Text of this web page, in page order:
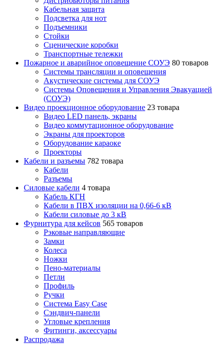
Кабельная защита
Подсветка для нот
Подъемники
Стойки
Сценические коробки
Транспортные тележки
Пожарное и аварийное оповещение СОУЭ 80 товаров
Cистемы трансляции и оповещения
Акустические системы для СОУЭ
Системы Оповещения и Управления Эвакуацией
(СОУЭ)
Видео проекционное оборудование 23 товара
Видео LED панель, экраны
Видео коммутационное оборудование
Экраны для проекторов
Оборудование караоке
Проекторы
Кабели и разъемы 782 товара
Кабели
Разъемы
Силовые кабели 4 товара
Кабель КГН
Кабели в ПВХ изоляции на 0,66-6 кВ
Кабели силовые до 3 кВ
Фурнитура для кейсов 565 товаров
Рэковые направляющие
Замки
Колеса
Ножки
Пено-материалы
Петли
Профиль
Ручки
Система Easy Case
Сэндвич-панели
Угловые крепления
Фитинги, аксессуары
Распродажа